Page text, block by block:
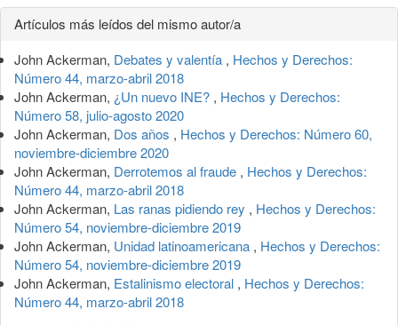
Detalles
del
artículo
Artículos más leídos del mismo autor/a
John Ackerman, Debates y valentía , Hechos y Derechos:
Número 44, marzo-abril 2018
John Ackerman, ¿Un nuevo INE? , Hechos y Derechos:
Número 58, julio-agosto 2020
John Ackerman, Dos años , Hechos y Derechos: Número 60,
noviembre-diciembre 2020
John Ackerman, Derrotemos al fraude , Hechos y Derechos:
Número 44, marzo-abril 2018
John Ackerman, Las ranas pidiendo rey , Hechos y Derechos:
Número 54, noviembre-diciembre 2019
John Ackerman, Unidad latinoamericana , Hechos y Derechos:
Número 54, noviembre-diciembre 2019
John Ackerman, Estalinismo electoral , Hechos y Derechos:
Número 44, marzo-abril 2018